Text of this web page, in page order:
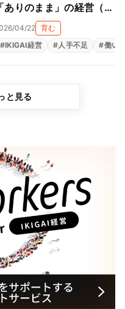
#生きがい 福利厚生 組織改革
「ありのまま」の経営（上
村陶磁器株式会社）
04/22 育む
#IKIGAI経営 # 人手不足 #働い
と見る